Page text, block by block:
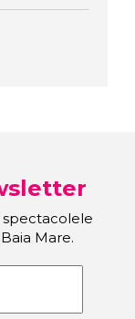
spectacolele
Mare.